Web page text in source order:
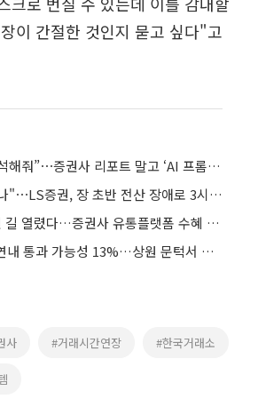
이 간절한 것인지 묻고 싶다"고
“워렌 버핏처럼 분석해줘”⋯증권사 리포트 말고 ‘AI 프롬프트’로 눈 돌리는 개미들
"증권사들 왜 이러나"⋯LS증권, 장 초반 전산 장애로 3시간 지연
NH투자 "토큰증권 길 열렸다…증권사 유통플랫폼 수혜 기대"
美 클래리티 법안 연내 통과 가능성 13%…상원 문턱서 제동
사 #거래시간연장 #한국거래소